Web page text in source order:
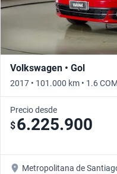
Volkswagen • Gol
2017 • 101.000 km • 1.6
Precio desde
$6.225.900
Metropolitana de